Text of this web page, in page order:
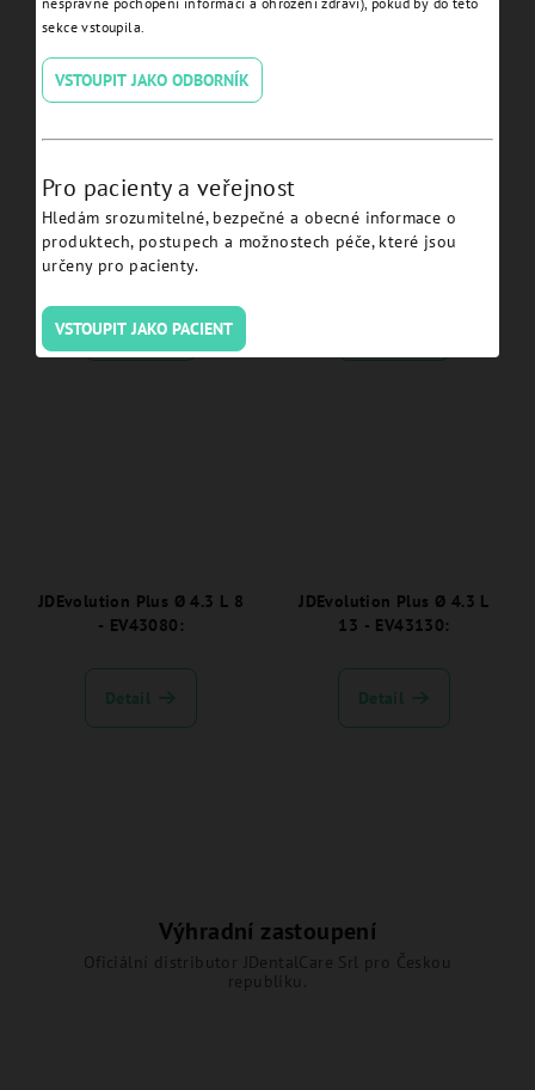
JDEvolution Plus Ø 3.7 L
11.5 - EV37115:
Detail
JDEvolution Plus Ø 3.7 L
18 - EV37180:
JDEvolution Plus Ø 4.3 L 8
- EV43080:
Detail
JDEvolution Plus Ø 4.3 L
13 - EV43130:
Detail
Výhradní zastoupení
Oficiální distributor JDentalCare Srl pro Českou
republiku.
sekce vstoupila.
VSTOUPIT JAKO ODBORNÍK
Pro pacienty a veřejnost
Hledám srozumitelné, bezpečné a obecné informace o
produktech, postupech a možnostech péče, které jsou
určeny pro pacienty.
VSTOUPIT JAKO PACIENT